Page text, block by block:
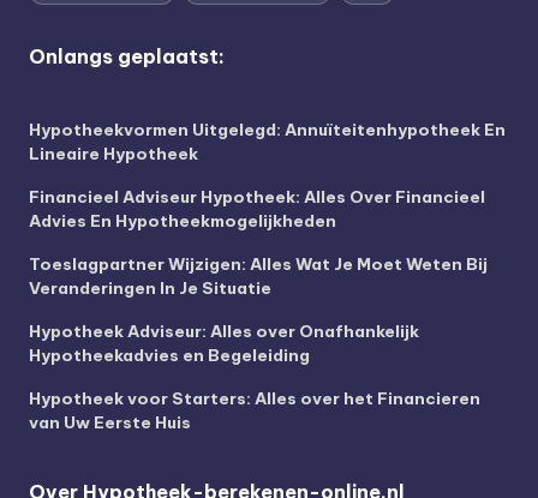
Onlangs geplaatst:
Hypotheekvormen Uitgelegd: Annuïteitenhypotheek En
Lineaire Hypotheek
Financieel Adviseur Hypotheek: Alles Over Financieel
Advies En Hypotheekmogelijkheden
Toeslagpartner Wijzigen: Alles Wat Je Moet Weten Bij
Veranderingen In Je Situatie
Hypotheek Adviseur: Alles over Onafhankelijk
Hypotheekadvies en Begeleiding
Hypotheek voor Starters: Alles over het Financieren
van Uw Eerste Huis
Over Hypotheek-berekenen-online.nl